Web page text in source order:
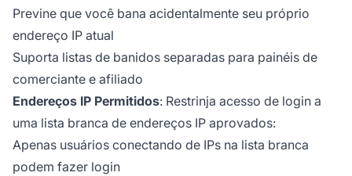
Previne que você bana acidentalmente seu próprio
endereço IP atual
Suporta listas de banidos separadas para painéis de
comerciante e afiliado
Endereços IP Permitidos: Restrinja acesso de login a
uma lista branca de endereços IP aprovados:
Apenas usuários conectando de IPs na lista branca
podem fazer login